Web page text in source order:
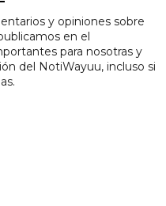
y opiniones sobre
en el
para nosotras y
del NotiWayuu, incluso si